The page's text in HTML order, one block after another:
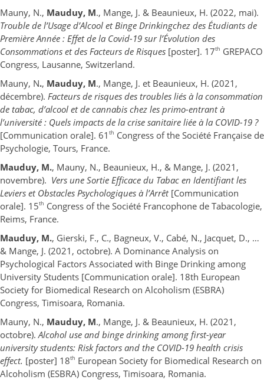
Mauny, N., Mauduy, M., Mange, J. & Beaunieux, H. (2022, mai).
Trouble de l’Usage d’Alcool et Binge Drinkingchez des Étudiants de
Première Année : Effet de la Covid-19 sur l’Évolution des
Consommations et des Facteurs de Risques [poster]. 17th GREPACO
Congress, Lausanne, Switzerland.
Mauny, N., Mauduy, M., Mange, J. et Beaunieux, H. (2021,
décembre). Facteurs de risques des troubles liés à la consommation
de tabac, d’alcool et de cannabis chez les primo-entrant à
l’université : Quels impacts de la crise sanitaire liée à la COVID-19 ?
[Communication orale]. 61 th Congress of the Société Française de
Psychologie, Tours, France.
Mauduy, M., Mauny, N., Beaunieux, H., & Mange, J. (2021,
novembre). Vers une Sortie Efficace du Tabac en Identifiant les
Leviers et Obstacles Psychologiques à l’Arrêt[Communication
orale]. 15th Congress of the Société Francophone de Tabacologie,
Reims, France.
Mauduy, M., Gierski, F., C., Bagneux, V., Cabé, N., Jacquet, D., …
& Mange, J. (2021, octobre). A Dominance Analysis on
Psychological Factors Associated with Binge Drinking among
University Students [Communication orale]. 18th European
Society for Biomedical Research on Alcoholism (ESBRA)
Congress, Timisoara, Romania.
Mauny, N., Mauduy, M., Mange, J. & Beaunieux, H. (2021,
octobre).Alcohol use and binge drinking among first-year
university students: Risk factors and the COVID-19 health crisis
effect. [poster] 18th European Society for Biomedical Research on
Alcoholism (ESBRA) Congress, Timisoara, Romania.